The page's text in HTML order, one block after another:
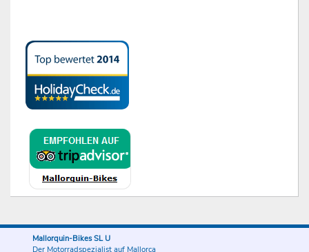
Mallorquin-Bikes SL U
Der Motorradspezialist auf Mallorca